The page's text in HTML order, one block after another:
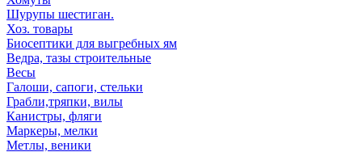
Шурупы шестиган.
Хоз. товары
Биосептики для выгребных ям
Ведра, тазы строительные
Весы
Галоши, сапоги, стельки
Грабли,тряпки, вилы
Канистры, фляги
Маркеры, мелки
Метлы, веники